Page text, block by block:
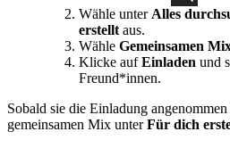
Wähle unter Alles
erstellt aus.
Wähle Gemeinsamen
Klicke aufEinladen und
Freund*innen.
Sobald sie die Einladung
gemeinsamen Mix unterFür dich